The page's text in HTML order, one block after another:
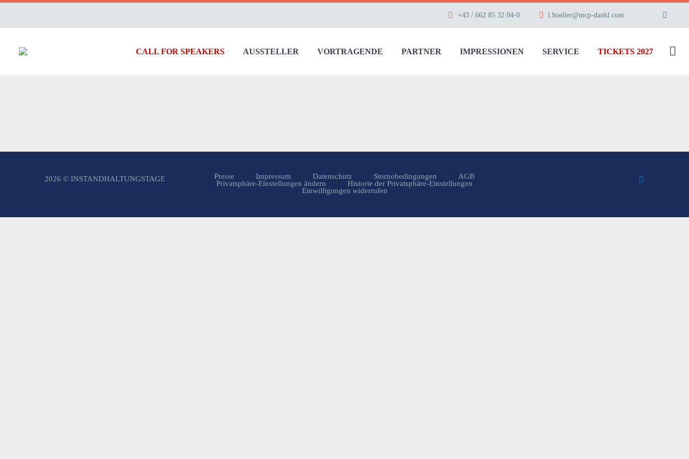
+43 / 662 85 32 04-0 l.hoeller@mcp-dankl.com
CALL FOR SPEAKERS AUSSTELLER VORTRAGENDE PARTNER IMPRESSIONEN SERVICE TICKETS 2027
Presse Impressum Datenschutz Stornobedingungen
AGB
Privatsphäre-Einstellungen ändern
Historie der Privatsphäre-Einstellungen
Einwilligungen widerrufen
2026 © INSTANDHALTUNGSTAGE